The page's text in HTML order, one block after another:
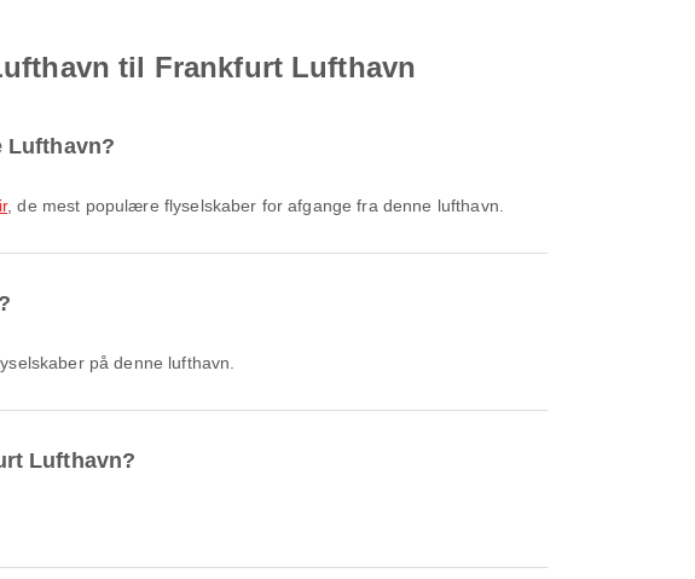
til Frankfurt Lufthavn
Lufthavn?
, de mest populære flyselskaber for afgange fra denne lufthavn.
på denne lufthavn.
Lufthavn?